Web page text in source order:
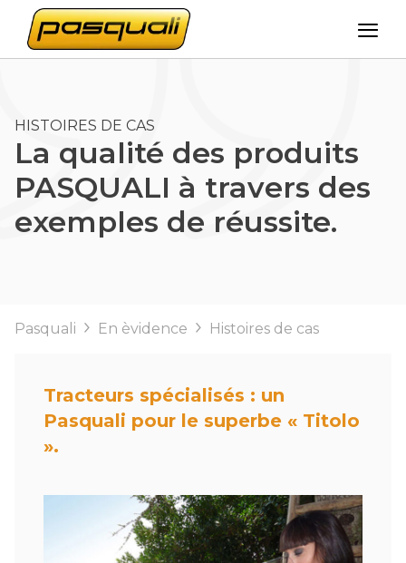
HISTOIRES DE CAS
La qualité des produits
PASQUALI à travers des
exemples de réussite.
Pasquali En èvidence Histoires de cas
Tracteurs spécialisés : un
Pasquali pour le superbe « Titolo
».